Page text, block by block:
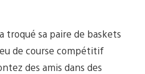
troqué sa paire de baskets
de course compétitif
des amis dans des